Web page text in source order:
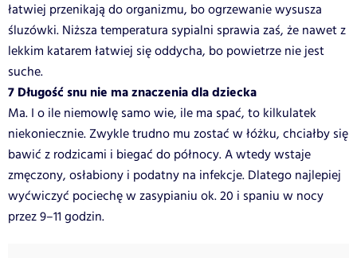
łatwiej przenikają do organizmu, bo ogrzewanie wysusza
śluzówki. Niższa temperatura sypialni sprawia zaś, że nawet z
lekkim katarem łatwiej się oddycha, bo powietrze nie jest
suche.
7 Długość snu nie ma znaczenia dla dziecka
Ma. I o ile niemowlę samo wie, ile ma spać, to kilkulatek
niekoniecznie. Zwykle trudno mu zostać w łóżku, chciałby się
bawić z rodzicami i biegać do północy. A wtedy wstaje
zmęczony, osłabiony i podatny na infekcje. Dlatego najlepiej
wyćwiczyć pociechę w zasypianiu ok. 20 i spaniu w nocy
przez 9–11 godzin.